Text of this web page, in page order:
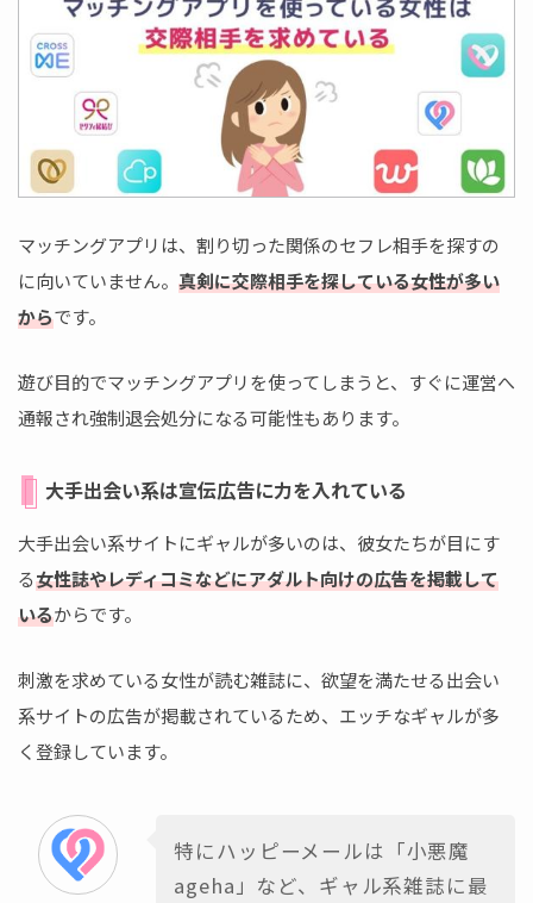
マッチングアプリは、割り切った関係のセフレ相手を探すの
に向いていません。 真剣に交際相手を探している女性が多い
からです。
遊び目的でマッチングアプリを使ってしまうと、すぐに運営へ
通報され強制退会処分になる可能性もあります。
大手出会い系は宣伝広告に力を入れている
大手出会い系サイトにギャルが多いのは、彼女たちが目にす
る女性誌やレディコミなどにアダルト向けの広告を掲載して
いるからです。
刺激を求めている女性が読む雑誌に、欲望を満たせる出会い
系サイトの広告が掲載されているため、エッチなギャルが多
く登録しています。
特にハッピーメールは「小悪魔
ageha」など、ギャル系雑誌に最